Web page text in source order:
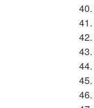
40.
41.
42.
43.
44.
45.
46.